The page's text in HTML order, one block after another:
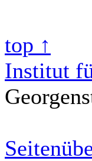
top ↑
Institut